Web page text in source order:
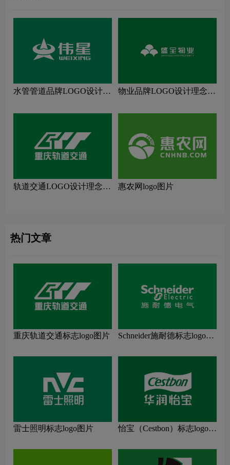
水管管道品牌LOGO设计理
物业品牌LOGO设计理念解
轨道交通LOGO设计理念解
惠农网logo图片
热门文章
重庆轨道交通标志logo图片
Schneider施耐德标志logo图
雷士照明标志logo图片
怡宝（Cestbon）标志logo图